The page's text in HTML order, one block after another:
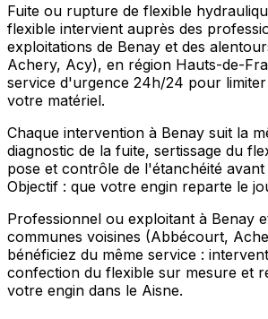
Fuite ou rupture de flexible
flexible intervient auprès des
exploitations de Benay et des
Achery, Acy), en région Hauts-de-
service d'urgence 24h/24 pour
votre matériel.
Chaque intervention à Benay suit la
diagnostic de la fuite, sertissage du
pose et contrôle de l'étanchéité avant
Objectif : que votre engin reparte le
Professionnel ou exploitant à Benay
communes voisines (Abbécourt,
bénéficiez du même service :
confection du flexible sur mesure et
votre engin dans le Aisne.